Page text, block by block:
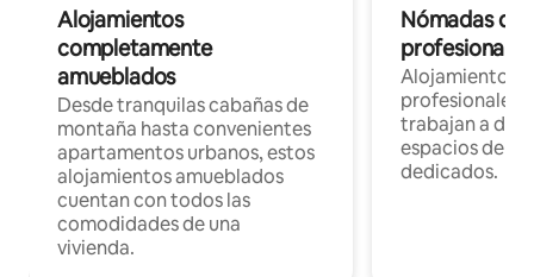
Alojamientos
completamente
amueblados
Desde tranquilas cabañas de
montaña hasta convenientes
apartamentos urbanos, estos
alojamientos amueblados
cuentan con todos las
comodidades de una
vivienda.
Nómadas
Alojamientos
profesionales
trabajan a
espacios de
dedicados.